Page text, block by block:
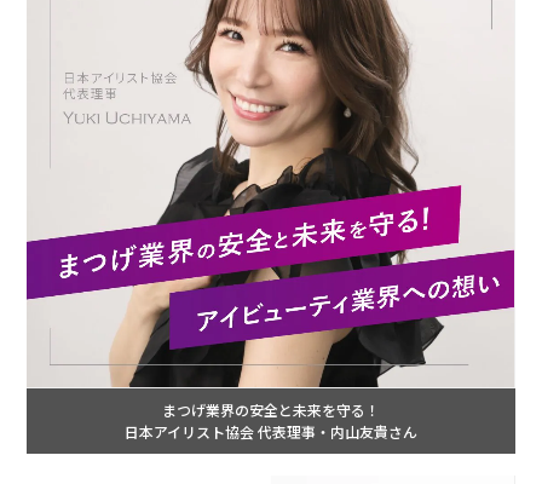
まつげ業界の安全と未来を守る！
日本アイリスト協会 代表理事・内山友貴さん